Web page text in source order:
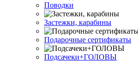
Поводки
Застежки, карабины
Подарочные сертификаты
Подсачеки+ГОЛОВЫ